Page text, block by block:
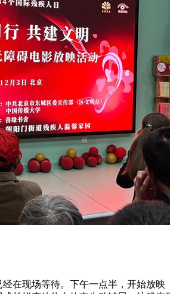
在现场等待。下午一点半，开始放